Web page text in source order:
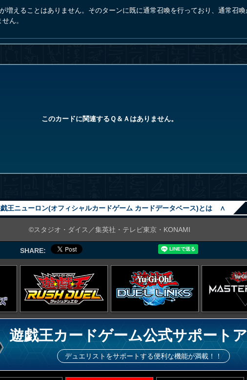
増えることはありません。そのターンに既に通常召喚を行っており、通常召
ん。
このカードに関連するＱ＆Ａはありません。
王ニューロン(オフィシャルカードゲーム カードデータベース)とは ∧
©スタジオ・ダイス／集英社・テレビ東京・KONAMI
SHARE:
遊戯王カードゲーム公式サポート
デュエリストをサポートする便利な機能が満載！！